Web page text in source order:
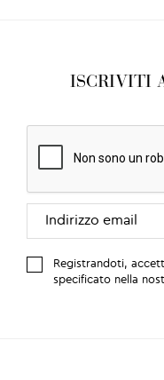
ISCRIVITI
Registrandoti,
specificato nella